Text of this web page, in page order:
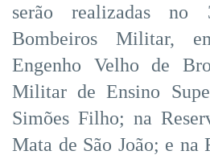
serão realizadas no
Bombeiros Militar,
Engenho Velho de
Militar de Ensino
Simões Filho; na
Mata de São João; e na